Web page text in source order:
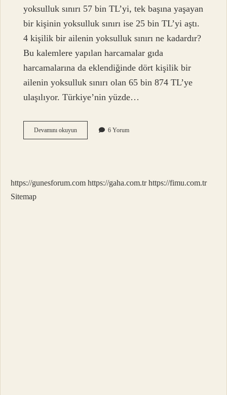
yoksulluk sınırı 57 bin TL’yi, tek başına yaşayan
bir kişinin yoksulluk sınırı ise 25 bin TL’yi aştı.
4 kişilik bir ailenin yoksulluk sınırı ne kadardır?
Bu kalemlere yapılan harcamalar gıda
harcamalarına da eklendiğinde dört kişilik bir
ailenin yoksulluk sınırı olan 65 bin 874 TL’ye
ulaşılıyor. Türkiye’nin yüzde…
Devamını okuyunFakirlik
Sınırı
6 Yorum
https://gunesforum.com https://gaha.com.tr https://fimu.com.tr
Sitemap